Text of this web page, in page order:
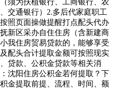
交通银行）2.多后代家庭职工
照页面操做提醒打点配头代办
新区采办自住住房（含新建商
我住房贸易贷款的，能够享受
配头合计提取金额可按照现实
贷款、公积金贷款等相关消
沈阳住房公积金若何提取？下
金提取前提、流程、时间、额